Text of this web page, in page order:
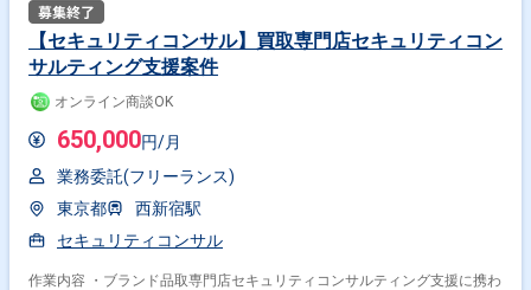
【セキュリティコンサル】買取専門店セキュリティコン
サルティング支援案件
オンライン商談OK
650,000円/月
業務委託(フリーランス)
東京都
西新宿駅
セキュリティコンサル
作業内容 ・ブランド品取専門店セキュリティコンサルティング支援に携わ